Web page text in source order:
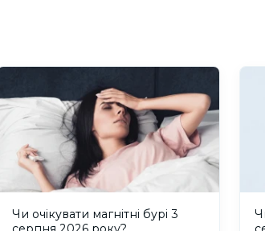
Чи очікувати магнітні бурі 3